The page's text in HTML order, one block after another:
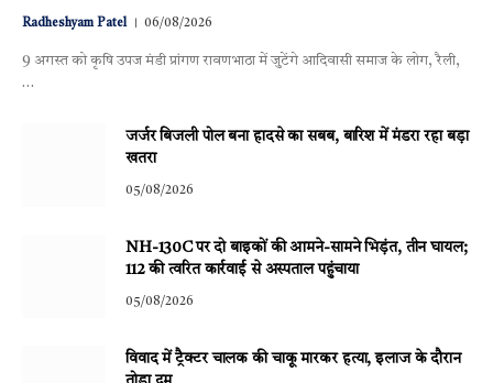
Radheshyam Patel 06/08/2026
9 अगस्त को कृषि उपज मंडी प्रांगण रावणभाठा में जुटेंगे आदिवासी समाज के लोग, रैली,
…
जर्जर बिजली पोल बना हादसे का सबब, बारिश में मंडरा रहा बड़ा
खतरा
05/08/2026
NH-130C पर दो बाइकों की आमने-सामने भिड़ंत, तीन घायल;
112 की त्वरित कार्रवाई से अस्पताल पहुंचाया
05/08/2026
विवाद में ट्रैक्टर चालक की चाकू मारकर हत्या, इलाज के दौरान